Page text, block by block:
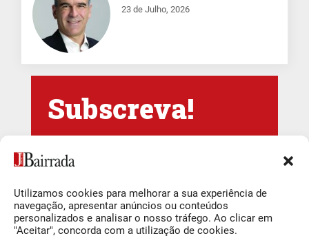
Utilizamos cookies para melhorar a sua experiência de
navegação, apresentar anúncios ou conteúdos
personalizados e analisar o nosso tráfego. Ao clicar em
"Aceitar", concorda com a utilização de cookies.
23 de Julho, 2026
Subscreva!
Newsletter Jornal
da Bairrada
Newsletter Semanal